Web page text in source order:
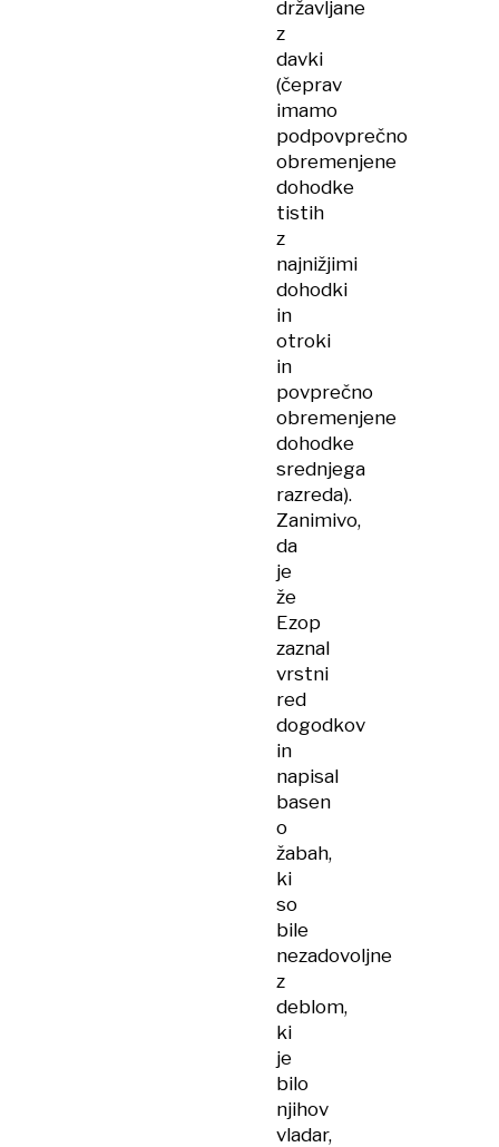
državljane
z
davki
(čeprav
imamo
podpovprečno
obremenjene
dohodke
tistih
z
najnižjimi
dohodki
in
otroki
in
povprečno
obremenjene
dohodke
srednjega
razreda).
Zanimivo,
da
je
že
Ezop
zaznal
vrstni
red
dogodkov
in
napisal
basen
o
žabah,
ki
so
bile
nezadovoljne
z
deblom,
ki
je
bilo
njihov
vladar,